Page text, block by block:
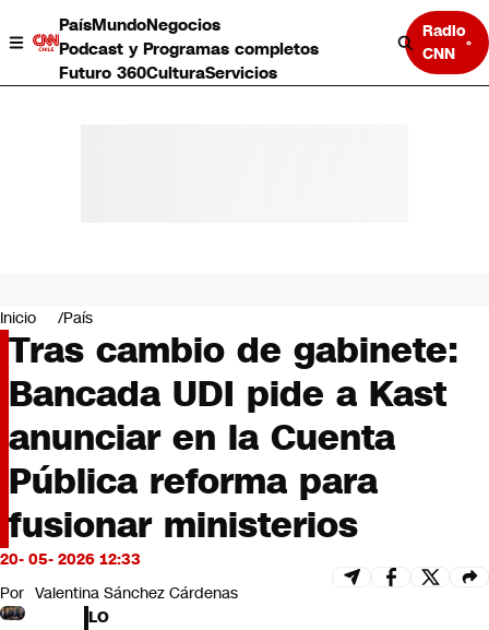
PaísMundoNegocios
Podcast y Programas completos
Futuro 360CulturaServicios
Radio
CNN
Negocios
Deportes
Programas completos
Cultura
Servicios
Bits
CNN Data
CNN tiempo
Futuro 360
Opinión
Inicio País
Tras cambio de gabinete:
Bancada UDI pide a Kast
anunciar en la Cuenta
Pública reforma para
fusionar ministerios
20- 05- 2026 12:33
Por Valentina Sánchez Cárdenas
LO